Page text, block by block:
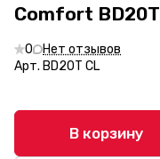
Comfort
0
Нет отзывов
Арт. BD20T CL
В корзину